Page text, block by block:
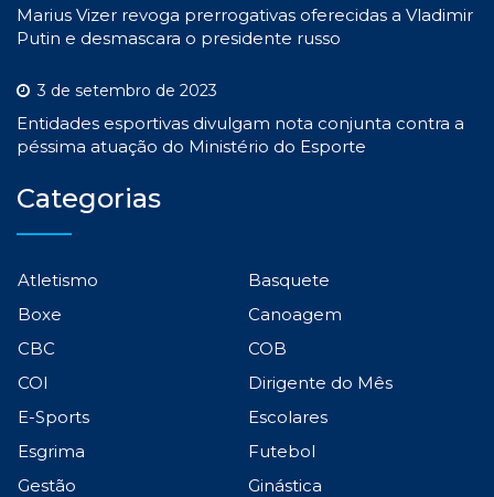
Marius Vizer revoga prerrogativas oferecidas a Vladimir
Putin e desmascara o presidente russo
3 de setembro de 2023
Entidades esportivas divulgam nota conjunta contra a
péssima atuação do Ministério do Esporte
Categorias
Atletismo
Basquete
Boxe
Canoagem
CBC
COB
COI
Dirigente do Mês
E-Sports
Escolares
Esgrima
Futebol
Gestão
Ginástica